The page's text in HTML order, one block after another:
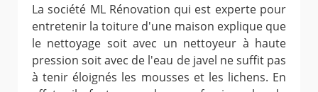
La société ML Rénovation qui est experte pour
entretenir la toiture d'une maison explique que
le nettoyage soit avec un nettoyeur à haute
pression soit avec de l'eau de javel ne suffit pas
à tenir éloignés les mousses et les lichens. En